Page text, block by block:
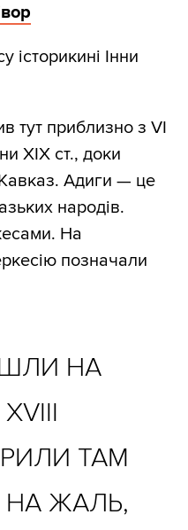
Інни
тут приблизно з VІ
ХІХ ст., доки
Адиги — це
народів.
На
позначали
НА
ТАМ
НА ЖАЛЬ,